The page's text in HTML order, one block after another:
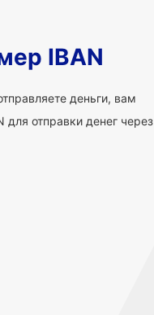
IBAN
деньги, вам
отправки денег через